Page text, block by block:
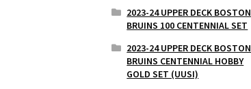
2023-24 UPPER DECK BOSTON
BRUINS 100 CENTENNIAL SET
2023-24 UPPER DECK BOSTON
BRUINS CENTENNIAL HOBBY
GOLD SET (UUSI)